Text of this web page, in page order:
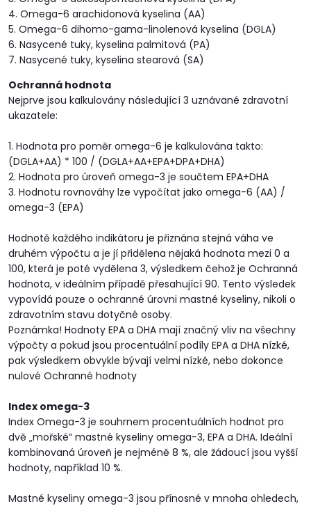
4. Omega-6 arachidonová kyselina (AA)
5. Omega-6 dihomo-gama-linolenová kyselina (DGLA)
6. Nasycené tuky, kyselina palmitová (PA)
7. Nasycené tuky, kyselina stearová (SA)
Ochranná hodnota
Nejprve jsou kalkulovány následující 3 uznávané zdravotní
ukazatele:
1. Hodnota pro poměr omega-6 je kalkulována takto:
(DGLA+AA) * 100 / (DGLA+AA+EPA+DPA+DHA)
2. Hodnota pro úroveň omega-3 je součtem EPA+DHA
3. Hodnotu rovnováhy lze vypočítat jako omega-6 (AA) /
omega-3 (EPA)
Hodnotě každého indikátoru je přiznána stejná váha ve
druhém výpočtu a je jí přidělena nějaká hodnota mezi 0 a
100, která je poté vydělena 3, výsledkem čehož je Ochranná
hodnota, v ideálním případě přesahující 90. Tento výsledek
vypovídá pouze o ochranné úrovni mastné kyseliny, nikoli o
zdravotním stavu dotyčné osoby.
Poznámka! Hodnoty EPA a DHA mají značný vliv na všechny
výpočty a pokud jsou procentuální podíly EPA a DHA nízké,
pak výsledkem obvykle bývají velmi nízké, nebo dokonce
nulové Ochranné hodnoty
Index omega-3
Index Omega-3 je souhrnem procentuálních hodnot pro
dvě „mořské“ mastné kyseliny omega-3, EPA a DHA. Ideální
kombinovaná úroveň je nejméně 8 %, ale žádoucí jsou vyšší
hodnoty, například 10 %.
Mastné kyseliny omega-3 jsou přínosné v mnoha ohledech,